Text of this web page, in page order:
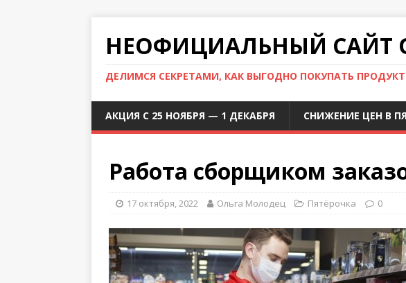
НЕОФИЦИАЛЬНЫЙ САЙТ
ДЕЛИМСЯ СЕКРЕТАМИ, КАК ВЫГОДНО ПОКУПАТЬ
АКЦИЯ С 25 НОЯБРЯ — 1 ДЕКАБРЯ СНИЖЕНИЕ ЦЕН В
Работа сборщиком
17 октября, 2022 Ольга Молодец Пятёрочка 0